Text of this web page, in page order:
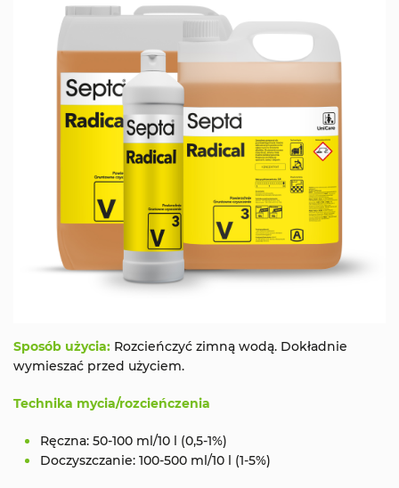
Sposób użycia: Rozcieńczyć zimną wodą. Dokładnie
wymieszać przed użyciem.
Technika mycia/rozcieńczenia
Ręczna: 50-100 ml/10 l (0,5-1%)
Doczyszczanie: 100-500 ml/10 l (1-5%)